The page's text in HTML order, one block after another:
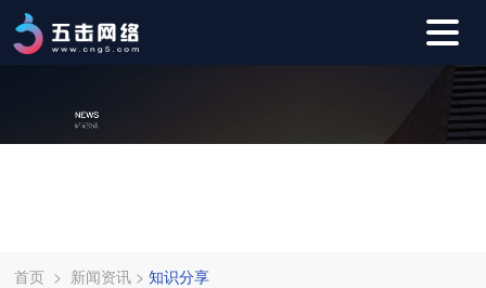
首页 > 新闻资讯 >知识分享